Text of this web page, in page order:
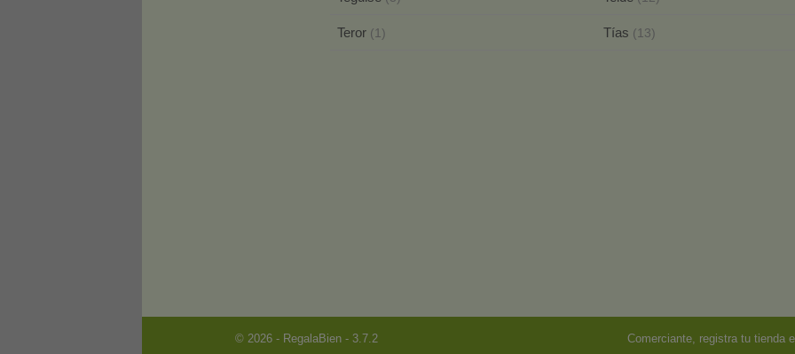
Teror (1) Tías (13)
© 2026 - RegalaBien - 3.7.2 Comerciante, registra tu tienda